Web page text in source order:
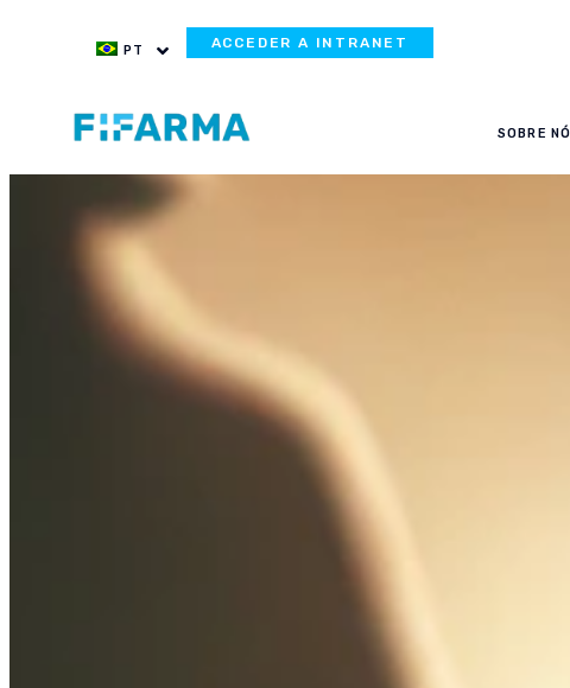
PT ACCEDER A INTRANET
SOBRE
El Impacto